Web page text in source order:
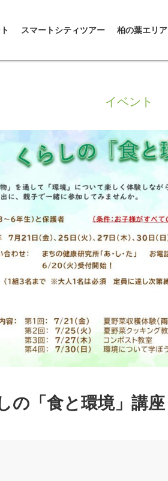
スマートシティツアー 柏の葉エリ
イベント
「食と環境」講